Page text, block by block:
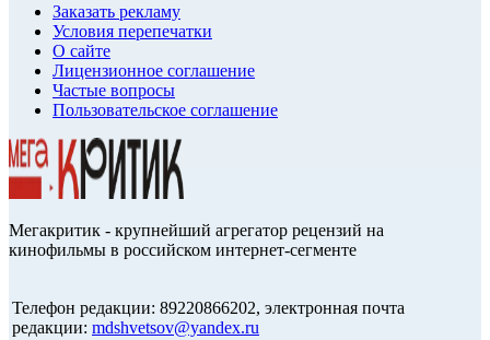
Заказать рекламу
Условия перепечатки
О сайте
Лицензионное соглашение
Частые вопросы
Пользовательское соглашение
Мегакритик - крупнейший агрегатор рецензий на
кинофильмы в российском интернет-сегменте
Телефон редакции: 89220866202, электронная почта
редакции: mdshvetsov@yandex.ru